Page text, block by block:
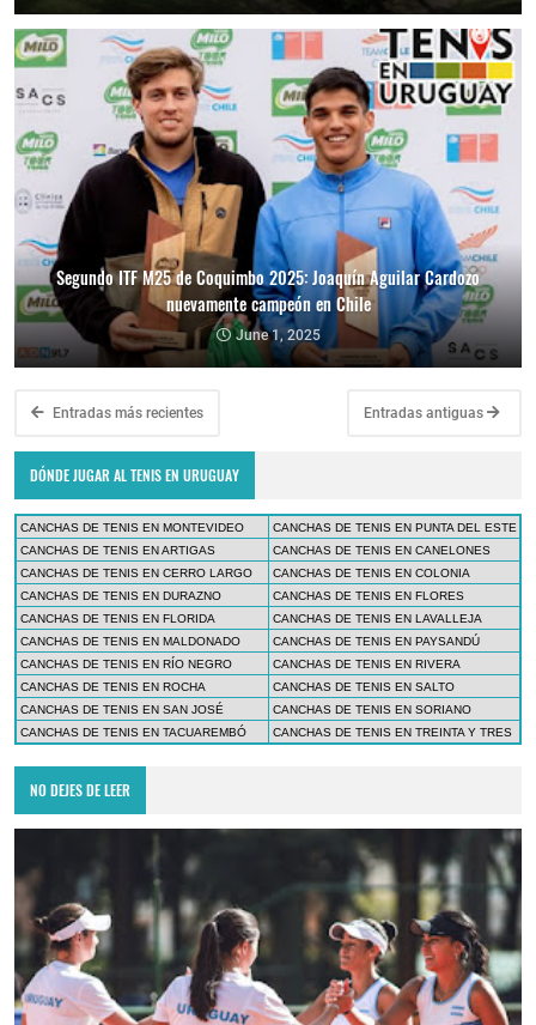
Segundo ITF M25 de Coquimbo 2025: Joaquín Aguilar Cardozo
nuevamente campeón en Chile
June 1, 2025
Entradas más recientes Entradas antiguas
DÓNDE JUGAR AL TENIS EN URUGUAY
CANCHAS DE TENIS EN MONTEVIDEO
CANCHAS DE TENIS EN PUNTA DEL ESTE
CANCHAS DE TENIS EN ARTIGAS
CANCHAS DE TENIS EN CANELONES
CANCHAS DE TENIS EN CERRO LARGO
CANCHAS DE TENIS EN COLONIA
CANCHAS DE TENIS EN DURAZNO
CANCHAS DE TENIS EN FLORES
CANCHAS DE TENIS EN FLORIDA
CANCHAS DE TENIS EN LAVALLEJA
CANCHAS DE TENIS EN MALDONADO
CANCHAS DE TENIS EN PAYSANDÚ
CANCHAS DE TENIS EN RÍO NEGRO
CANCHAS DE TENIS EN RIVERA
CANCHAS DE TENIS EN ROCHA
CANCHAS DE TENIS EN SALTO
CANCHAS DE TENIS EN SAN JOSÉ
CANCHAS DE TENIS EN SORIANO
CANCHAS DE TENIS EN TACUAREMBÓ
CANCHAS DE TENIS EN TREINTA Y TRES
NO DEJES DE LEER